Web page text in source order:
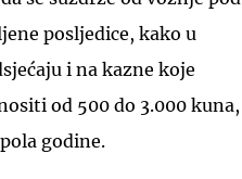
posljedice, kako u
i na kazne koje
od 500 do 3.000 kuna,
godine.